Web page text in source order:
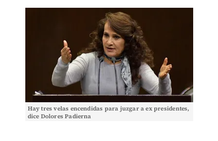
Hay tres velas encendidas para juzgar a ex presidentes,
dice Dolores Padierna